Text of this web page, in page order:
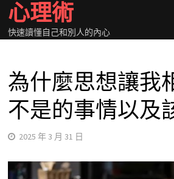
Skip
content
心理術
快速讀懂自己和別人的內心
為什麼思想讓我
不是的事情以及
2025 年 3 月 31 日